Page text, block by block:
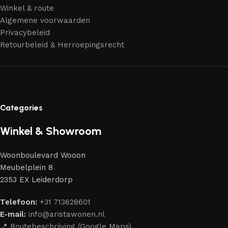
Winkel & route
Algemene voorwaarden
Privacybeleid
Retourbeleid & Herroepingsrecht
Categories
Winkel & Showroom
Woonboulevard Wooon
Meubelplein 8
2353 EX Leiderdorp
Telefoon: +31 713628601
E-mail: info@aristawonen.nl